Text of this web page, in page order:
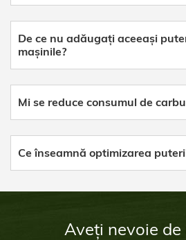
De ce nu adăugați aceeași
mașinile?
Mi se reduce consumul de
Ce înseamnă optimizarea
Aveți nevoie de